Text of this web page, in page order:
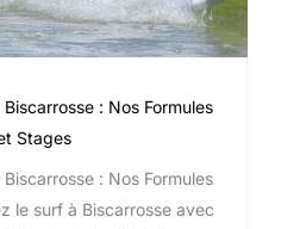
: Nos Formules
Stages
: Nos Formules
le surf à Biscarrosse avec